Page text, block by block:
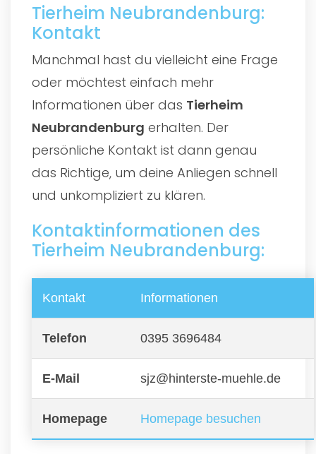
Tierheim Neubrandenburg:
Kontakt
Manchmal hast du vielleicht eine Frage
oder möchtest einfach mehr
Informationen über das Tierheim
Neubrandenburg erhalten. Der
persönliche Kontakt ist dann genau
das Richtige, um deine Anliegen schnell
und unkompliziert zu klären.
Kontaktinformationen des
Tierheim Neubrandenburg:
Kontakt Informationen
Telefon 0395 3696484
E-Mail sjz@hinterste-muehle.de
Homepage Homepage besuchen